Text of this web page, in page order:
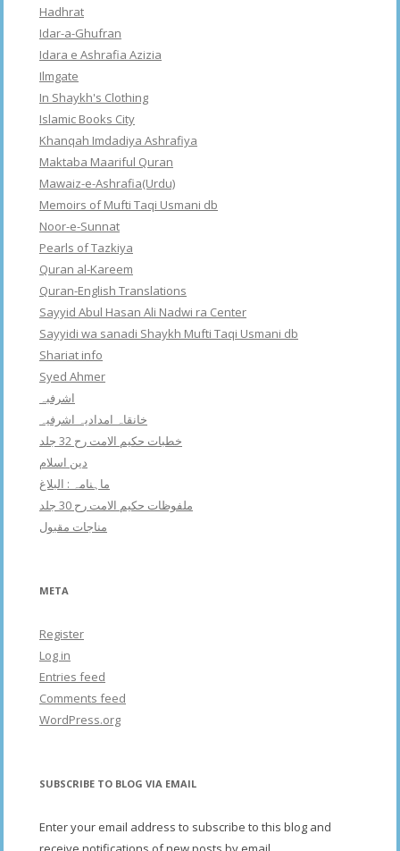
Hadhrat
Idar-a-Ghufran
Idara e Ashrafia Azizia
Ilmgate
In Shaykh's Clothing
Islamic Books City
Khanqah Imdadiya Ashrafiya
Maktaba Maariful Quran
Mawaiz-e-Ashrafia(Urdu)
Memoirs of Mufti Taqi Usmani db
Noor-e-Sunnat
Pearls of Tazkiya
Quran al-Kareem
Quran-English Translations
Sayyid Abul Hasan Ali Nadwi ra Center
Sayyidi wa sanadi Shaykh Mufti Taqi Usmani db
Shariat info
Syed Ahmer
اشرفبہ
خانقاہ امدادیہ اشرفیہ
خطبات حکیم الامت رح 32 جلد
دین اسلام
ماہنامہ : البلاغ
ملفوظات حکیم الامت رح 30 جلد
مناجات مقبول
META
Register
Log in
Entries feed
Comments feed
WordPress.org
SUBSCRIBE TO BLOG VIA EMAIL
Enter your email address to subscribe to this blog and